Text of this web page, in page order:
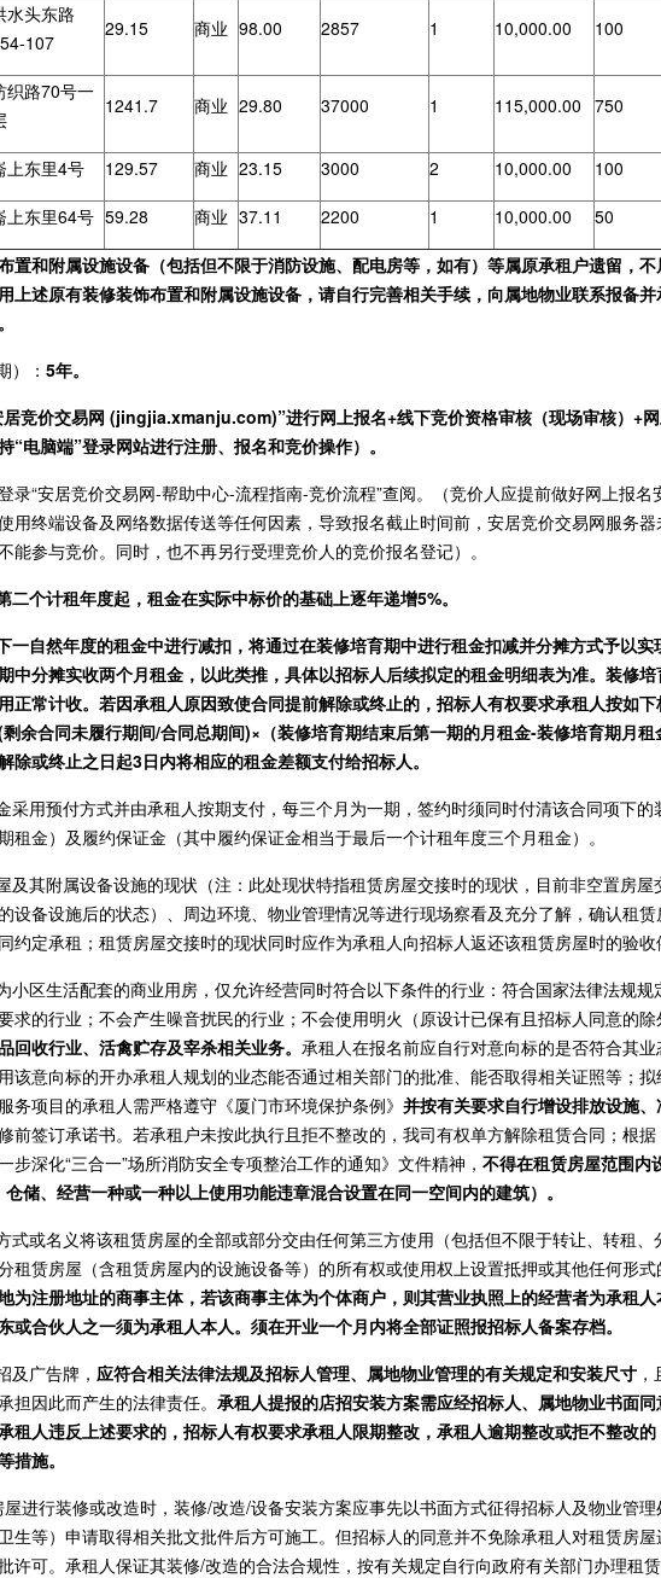
水头东路
107
29.15 商业 98.00 2857 1 10,000.00 100
织路70号一
1241.7 商业 29.80 37000 1 115,000.00 750
上东里4号 129.57 商业 23.15 3000 2 10,000.00
100
上东里64号 59.28 商业 37.11 2200 1 10,000.00
50
置和附属设施设备（包括但不限于消防设施、配电房等，如有）等属原承租户遗留，
上述原有装修装饰布置和附属设施设备，请自行完善相关手续，向属地物业联系报备
概不负责。
）：5年。
居竞价交易网 (jingjia.xmanju.com)”进行网上报名+线下竞价资格审核（现场审核）+
“电脑端”登录网站进行注册、报名和竞价操作）。
录“安居竞价交易网-帮助中心-流程指南-竞价流程”查阅。（竞价人应提前做好网上报名
用终端设备及网络数据传送等任何因素，导致报名截止时间前，安居竞价交易网服务
能参与竞价。同时，也不再另行受理竞价人的竞价报名登记）。
二个计租年度起，租金在实际中标价的基础上逐年递增5%。
一自然年度的租金中进行减扣，将通过在装修培育期中进行租金扣减并分摊方式予以
中分摊实收两个月租金，以此类推，具体以招标人后续拟定的租金明细表为准。装修
正常计收。若因承租人原因致使合同提前解除或终止的，招标人有权要求承租人按如
余合同未履行期间/合同总期间)×（装修培育期结束后第一期的月租金-装修培育期月
除或终止之日起3日内将相应的租金差额支付给招标人。
采用预付方式并由承租人按期支付，每三个月为一期，签约时须同时付清该合同项下的
租金）及履约保证金（其中履约保证金相当于最后一个计租年度三个月租金）。
及其附属设备设施的现状（注：此处现状特指租赁房屋交接时的现状，目前非空置房屋
设备设施后的状态）、周边环境、物业管理情况等进行现场察看及充分了解，确认租
约定承租；租赁房屋交接时的现状同时应作为承租人向招标人返还该租赁房屋时的验收
小区生活配套的商业用房，仅允许经营同时符合以下条件的行业：符合国家法律法规规
求的行业；不会产生噪音扰民的行业；不会使用明火（原设计已保有且招标人同意的
回收行业、活禽贮存及宰杀相关业务。承租人在报名前应自行对意向标的是否符合其
该意向标的开办承租人规划的业态能否通过相关部门的批准、能否取得相关证照等；
务项目的承租人需严格遵守《厦门市环境保护条例》并按有关要求自行增设排放设施
前签订承诺书。若承租户未按此执行且拒不整改的，我司有权单方解除租赁合同；根
步深化“三合一”场所消防安全专项整治工作的通知》文件精神，不得在租赁房屋范围内
储、经营一种或一种以上使用功能违章混合设置在同一空间内的建筑）。
式或名义将该租赁房屋的全部或部分交由任何第三方使用（包括但不限于转让、转租、
租赁房屋（含租赁房屋内的设施设备等）的所有权或使用权上设置抵押或其他任何形
为注册地址的商事主体，若该商事主体为个体商户，则其营业执照上的经营者为承租
或合伙人之一须为承租人本人。须在开业一个月内将全部证照报招标人备案存档。
及广告牌，应符合相关法律法规及招标人管理、属地物业管理的有关规定和安装尺寸
担因此而产生的法律责任。承租人提报的店招安装方案需应经招标人、属地物业书面
租人违反上述要求的，招标人有权要求承租人限期整改，承租人逾期整改或拒不整改
措施。
进行装修或改造时，装修/改造/设备安装方案应事先以书面方式征得招标人及物业管
生等）申请取得相关批文批件后方可施工。但招标人的同意并不免除承租人对租赁房
许可。承租人保证其装修/改造的合法合规性，按有关规定自行向政府有关部门办理租